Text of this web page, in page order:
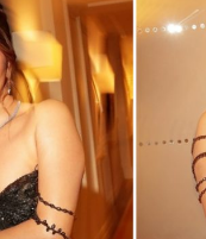
o
w
o
n
X
e
m
a
i